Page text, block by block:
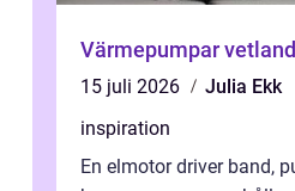
Värmepumpar
15 juli 2026
Julia Ekk
inspiration
En elmotor driver band,